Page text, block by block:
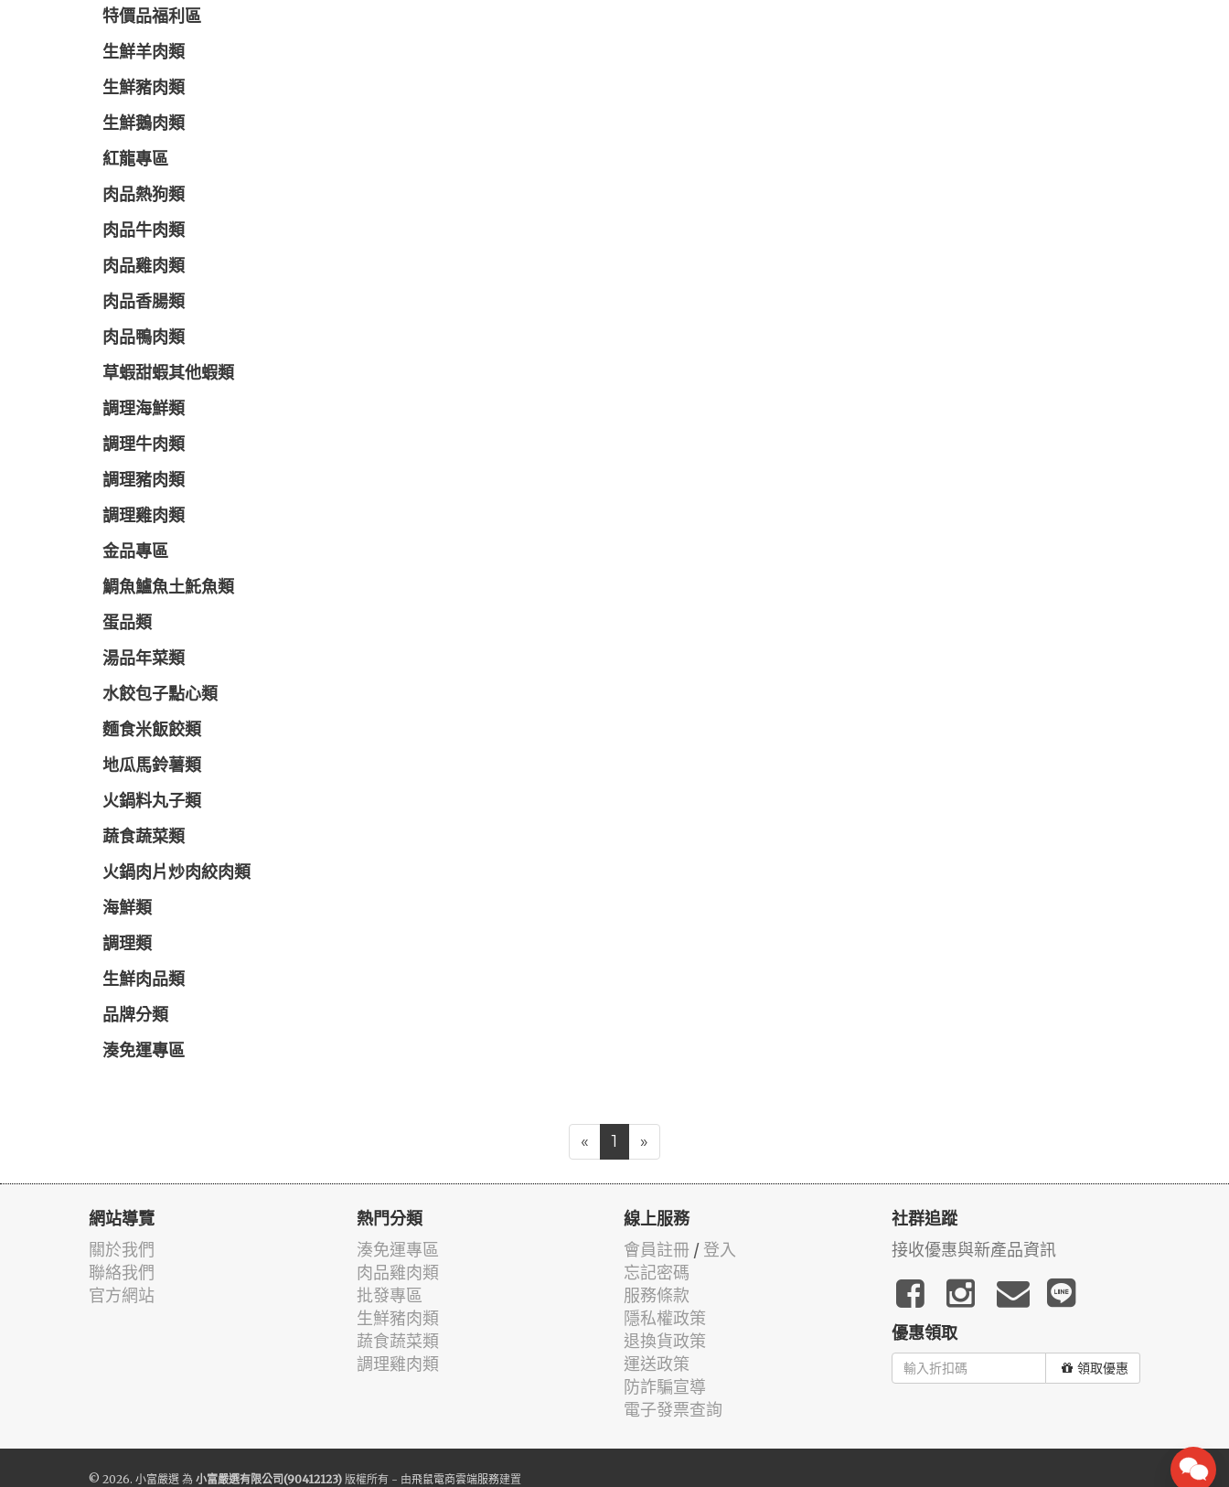
特價品福利區
生鮮羊肉類
生鮮豬肉類
生鮮鵝肉類
紅龍專區
肉品熱狗類
肉品牛肉類
肉品雞肉類
肉品香腸類
肉品鴨肉類
草蝦甜蝦其他蝦類
調理海鮮類
調理牛肉類
調理豬肉類
調理雞肉類
金品專區
鯛魚鱸魚土魠魚類
蛋品類
湯品年菜類
水餃包子點心類
麵食米飯餃類
地瓜馬鈴薯類
火鍋料丸子類
蔬食蔬菜類
火鍋肉片炒肉絞肉類
海鮮類
調理類
生鮮肉品類
品牌分類
湊免運專區
« 1 »
網站導覽
關於我們
聯絡我們
官方網站
熱門分類
湊免運專區
肉品雞肉類
批發專區
生鮮豬肉類
蔬食蔬菜類
調理雞肉類
線上服務
會員註冊 / 登入
忘記密碼
服務條款
隱私權政策
退換貨政策
運送政策
防詐騙宣導
電子發票查詢
社群追蹤
接收優惠與新產品資訊
優惠領取
領取優惠
© 2026. 小富嚴選 為 小富嚴選有限公司(90412123) 版權所有 - 由飛鼠電商雲端服務建置